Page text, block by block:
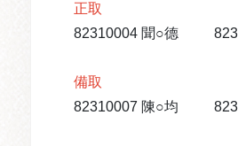
正取
82310004 聞○德
備取
82310007 陳○均